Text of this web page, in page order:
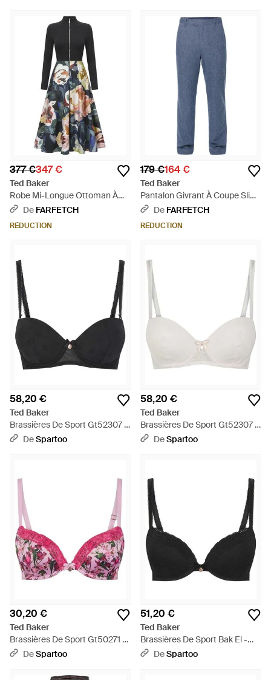
377 €347 €
Ted Baker
Robe Mi-Longue Ottoman À
Fleurs - Noir
De FARFETCH
RÉDUCTION
179 €164 €
Ted Baker
Pantalon Givrant À Coupe Slim
- Bleu
De FARFETCH
RÉDUCTION
58,20 €
Ted Baker
Brassières De Sport Gt52307 -
NoirDeSpartoo
58,20 €
Ted Baker
Brassières De Sport Gt52307 -
Neutre
DeSpartoo
30,20 €
Ted Baker
Brassières De Sport Gt50271 -
RoseDeSpartoo
51,20 €
Ted Baker
Brassières De Sport Bak El -
NoirDeSpartoo